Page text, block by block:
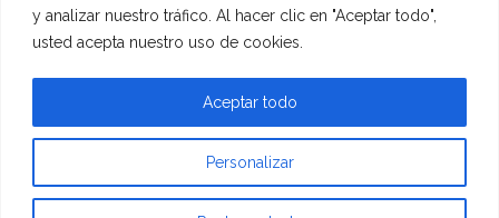
y analizar nuestro tráfico. Al hacer clic en "Aceptar todo",
usted acepta nuestro uso de cookies.
Personalizar
Aceptar todo
Contacto
Todos los derechos reservados Morfar.ar